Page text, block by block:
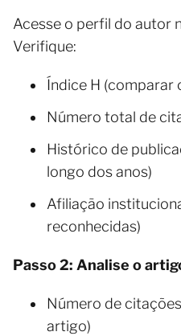
Acesse o perfil do autor
Verifique:
Índice H (comparar
Número total de
Histórico de
longo dos anos)
Afiliação
reconhecidas)
Passo 2: Analise o
Número de
artigo)